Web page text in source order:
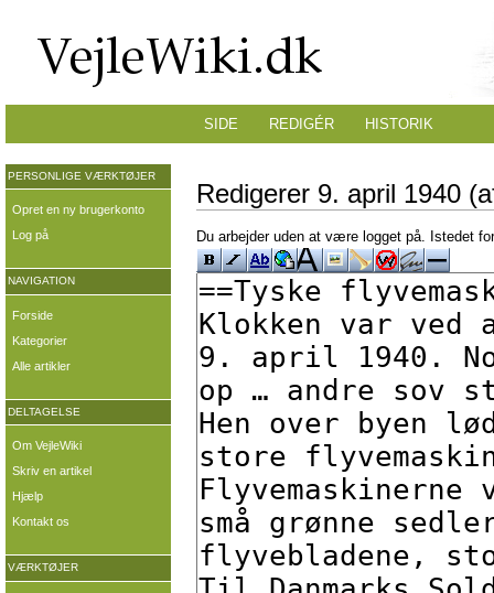
Redigerer 9. april 1940
Du arbejder uden at være logget på. Istedet
SIDE REDIGÉR HISTORIK
PERSONLIGE VÆRKTØJER
Opret en ny brugerkonto
Log på
NAVIGATION
Forside
Kategorier
Alle artikler
DELTAGELSE
Om VejleWiki
Skriv en artikel
Hjælp
Kontakt os
VÆRKTØJER